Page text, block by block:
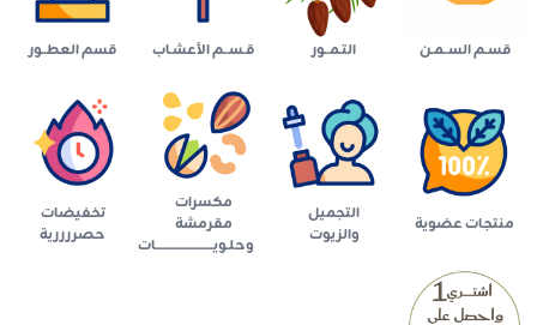
قسـم الســمـن التـمــور قـســم الأعشـاب قسم العطــور
منتجات عضوية
التجميل
والزيوت
مكسرات
مقرمشة
وحلـويــــــــــــــــــــــــات
تخفيضات
حصررررية